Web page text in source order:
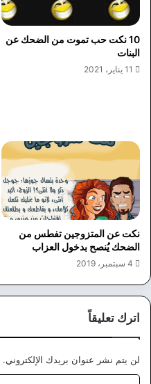
10 نكت حب تموت من الضحك عن
البنات
11 يناير، 2021
نكت عن المتزوجين تفطس من
الضحك يُنصح بدخول العزاب
4 سبتمبر، 2019
اترك تعليقاً
لن يتم نشر عنوان بريدك الإلكتروني.